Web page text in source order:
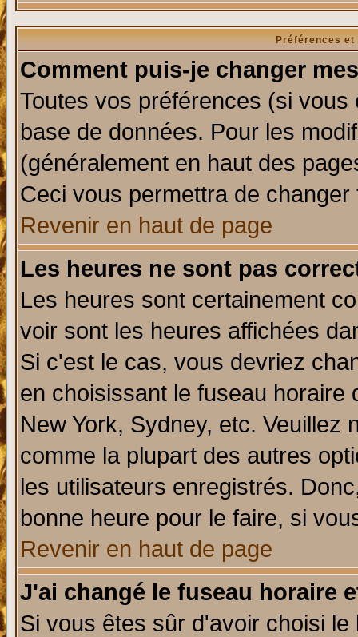
Préférences
Comment puis-je changer
Toutes vos préférences (si
base de données. Pour les
(généralement en haut des
Ceci vous permettra de
Revenir en haut de page
Les heures ne sont pas
Les heures sont certainement
voir sont les heures affichées
Si c'est le cas, vous devriez
en choisissant le fuseau
New York, Sydney, etc. Veuillez
comme la plupart des autres
les utilisateurs enregistrés.
bonne heure pour le faire, si
Revenir en haut de page
J'ai changé le fuseau horaire
Si vous êtes sûr d'avoir choisi